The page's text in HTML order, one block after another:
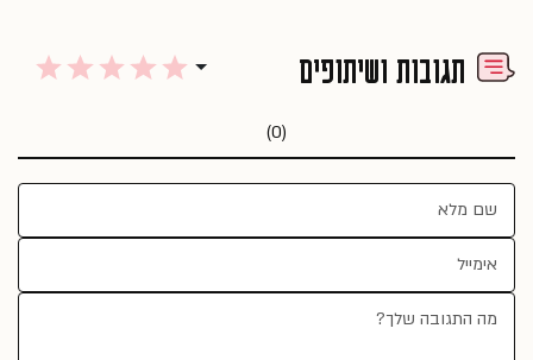
תגובות ושיתופים
(0)